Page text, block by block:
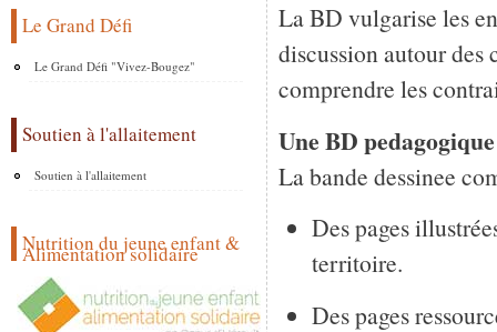
Le Grand Défi
Le Grand Défi "Vivez-Bougez"
Soutien à l'allaitement
Soutien à l'allaitement
Nutrition du jeune enfant &
Alimentation solidaire
La BD vulgarise les
discussion autour
comprendre les
Une BD
La bande dessinee
Des pages
territoire.
Des pages